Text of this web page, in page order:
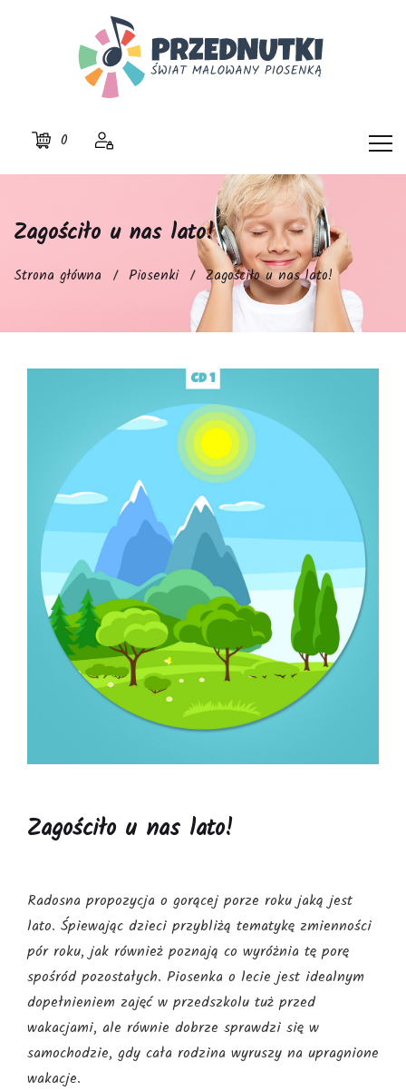
0
Zagościło u nas lato!
Strona główna Piosenki Zagościło u nas lato!
Zagościło u nas lato!
Radosna propozycja o gorącej porze roku jaką jest
lato. Śpiewając dzieci przybliżą tematykę zmienności
pór roku, jak również poznają co wyróżnia tę porę
spośród pozostałych. Piosenka o lecie jest idealnym
dopełnieniem zajęć w przedszkolu tuż przed
wakacjami, ale równie dobrze sprawdzi się w
samochodzie, gdy cała rodzina wyruszy na upragnione
wakacje.